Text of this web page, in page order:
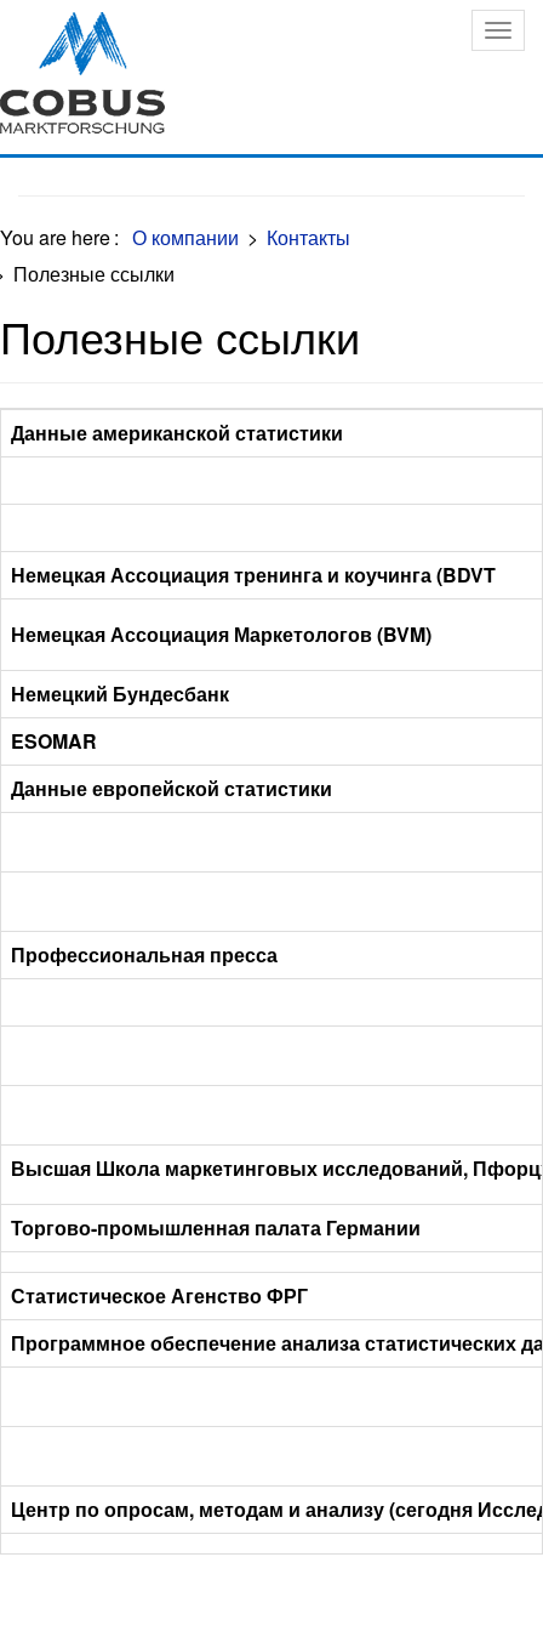
Oops, an error occurred! Code: 202608091022235f75526d
You are here: О компании > Контакты
Полезные ссылки
Полезные ссылки
Данные американской статистики
Немецкая Ассоциация тренинга и коучинга (BDVT
Немецкая Ассоциация Маркетологов (BVM)
Немецкий Бундесбанк
ESOMAR
Данные европейской статистики
Профессиональная пресса
Высшая Школа маркетинговых исследований,
Торгово-промышленная палата Германии
Статистическое Агенство ФРГ
Программное обеспечение анализа статистических
Центр по опросам, методам и анализу (сегодня